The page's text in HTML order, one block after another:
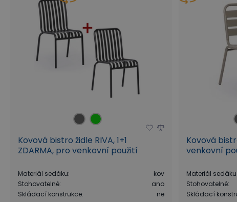
Kovová bistro židle RIVA, 1+1
ZDARMA, pro venkovní použití
Materiál sedáku:
kov
Stohovatelné:
ano
Skládací konstrukce: ne
Kovová
venkovní
Materiál sedáku
Stohovatelné:
Skládací